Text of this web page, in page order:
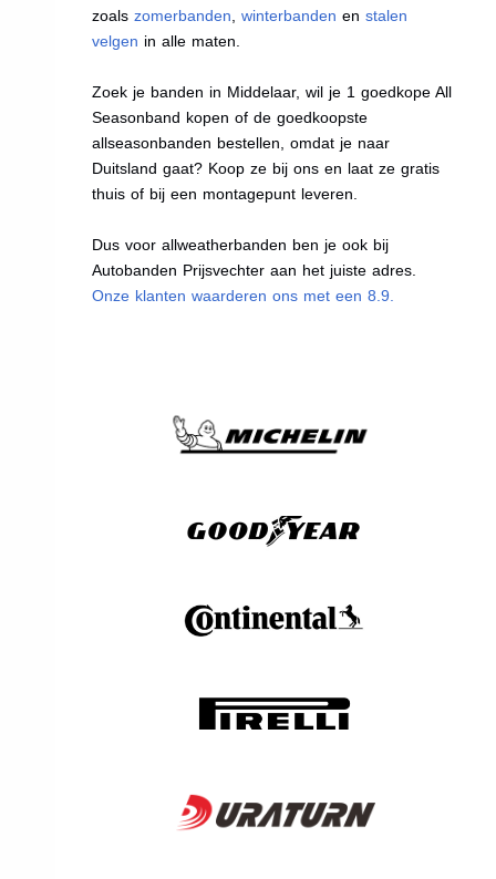
zoalszomerbanden ,winterbanden enstalen
velgen in alle maten.
Zoek je banden in Middelaar, wil je 1 goedkope All
Seasonband kopen of de goedkoopste
allseasonbanden bestellen, omdat je naar
Duitsland gaat? Koop ze bij ons en laat ze gratis
thuis of bij een montagepunt leveren.
Dus voor allweatherbanden ben je ook bij
Autobanden Prijsvechter aan het juiste adres.
Onze klanten waarderen ons met een 8.9.